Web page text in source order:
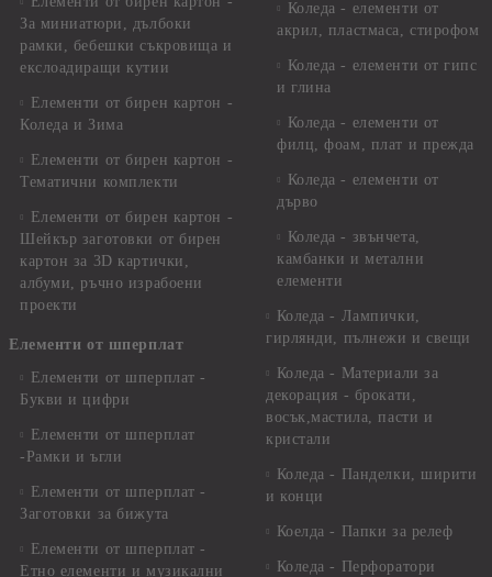
За миниатюри, дълбоки
рамки, бебешки съкровища и
екслоадиращи кутии
Елементи от бирен картон -
Коледа и Зима
Елементи от бирен картон -
Тематични комплекти
Елементи от бирен картон -
Шейкър заготовки от бирен
картон за 3D картички,
албуми, ръчно израбоени
проекти
Елементи от шперплат
Елементи от шперплат -
Букви и цифри
Елементи от шперплат
-Рамки и ъгли
Елементи от шперплат -
Заготовки за бижута
Елементи от шперплат -
Етно елементи и музикални
Коледа - елементи от
акрил, пластмаса, стирофом
Коледа - елементи от гипс
и глина
Коледа - елементи от
филц, фоам, плат и прежда
Коледа - елементи от
дърво
Коледа - звънчета,
камбанки и метални
елементи
Коледа - Лампички,
гирлянди, пълнежи и свещи
Коледа - Материали за
декорация - брокати,
восък,мастила, пасти и
кристали
Коледа - Панделки, ширити
и конци
Коелда - Папки за релеф
Коледа - Перфоратори